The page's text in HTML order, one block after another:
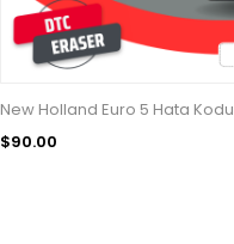
New Holland Euro 5 Hata
$90.00